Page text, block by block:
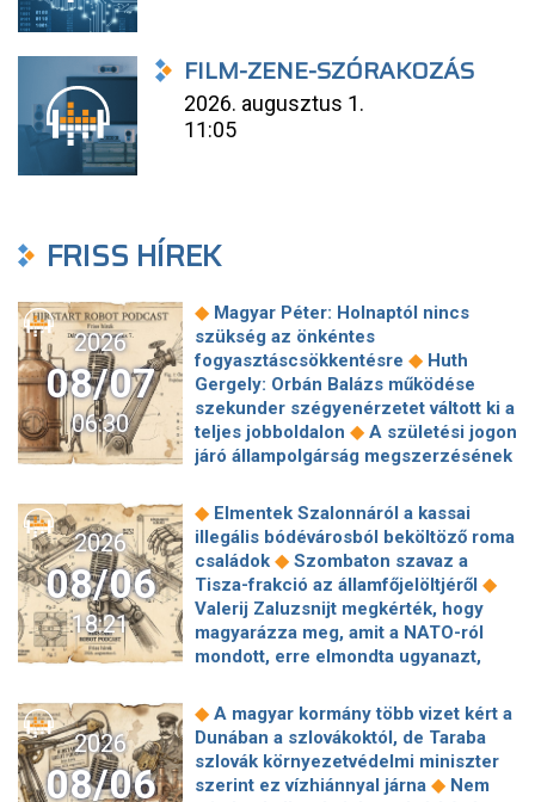
FILM-ZENE-SZÓRAKOZÁS
2026. augusztus 1.
11:05
FRISS HÍREK
2026
08/07
06:30
◆ Magyar Péter: Holnaptól nincs
szükség az önkéntes
fogyasztáscsökkentésre ◆ Huth
Gergely: Orbán Balázs működése
szekunder szégyenérzetet váltott ki a
teljes jobboldalon ◆ A születési jogon
járó állampolgárság megszerzésének
Donald Trump
◆ „Kevésen múlt a
katasztrófa” – szintet léphetett az
orosz hibrid hadviselés ◆
Ákos: Vagyonkezelés közérdekből: mi
jön a kekvák után? ◆ Térképen, ahogy
hajnalban elérte Magyarország
határát a hidegfront ◆ A forintot is
megütheti az aszály ◆ Szombaton
államfőjelöltjéről◆Egyre inkább az
agglomerációt választják a főváros
helyett, akik százmilliónál többért
vennének lakást◆Robbanószereket
2026
08/06
18:21
◆ Elmentek Szalonnáról a kassai
illegális bódévárosból beköltöző roma
családok ◆ Szombaton szavaz a
Tisza-frakció az államfőjelöltjéről ◆
Valerij Zaluzsnijt megkérték, hogy
magyarázza meg, amit a NATO-ról
mondott, erre elmondta ugyanazt,
kötött szerződéseket a HM cége a
Lounge Eventtel, a miniszter
feljelentést tett
◆Orbán Anita
megkérte a szlovák kormányt, hogy
2026
08/06
◆ A magyar kormány több vizet kért a
Dunában a szlovákoktól, de Taraba
szlovák környezetvédelmi miniszter
szerint ez vízhiánnyal járna ◆ Nem